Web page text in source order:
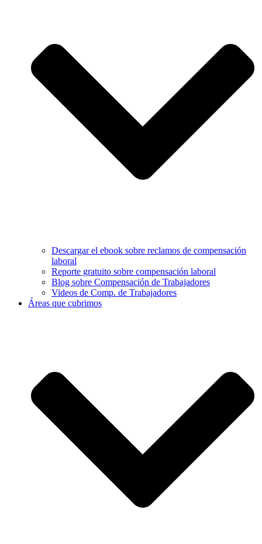
Descargar el ebook sobre reclamos de compensación
laboral
Reporte gratuito sobre compensación laboral
Blog sobre Compensación de Trabajadores
Videos de Comp. de Trabajadores
Áreas que cubrimos